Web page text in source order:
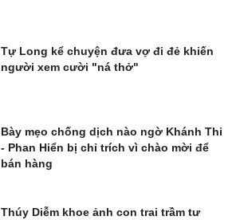
Tự Long kể chuyện đưa vợ đi đẻ khiến
người xem cười "ná thở"
Bày mẹo chống dịch nào ngờ Khánh Thi
- Phan Hiển bị chỉ trích vì chào mời để
bán hàng
Thúy Diễm khoe ảnh con trai trầm tư